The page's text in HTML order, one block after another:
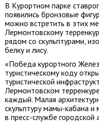
В Курортном парке
появились бронзовые
можно встретить в этих
Лермонтовскому
рядом со скульптурами,
белку и лису.
«Победа курортного
туристическому коду
туристической
Лермонтовском
каждый. Малая
скульптуру мамы-кабана
в пресс-службе городской